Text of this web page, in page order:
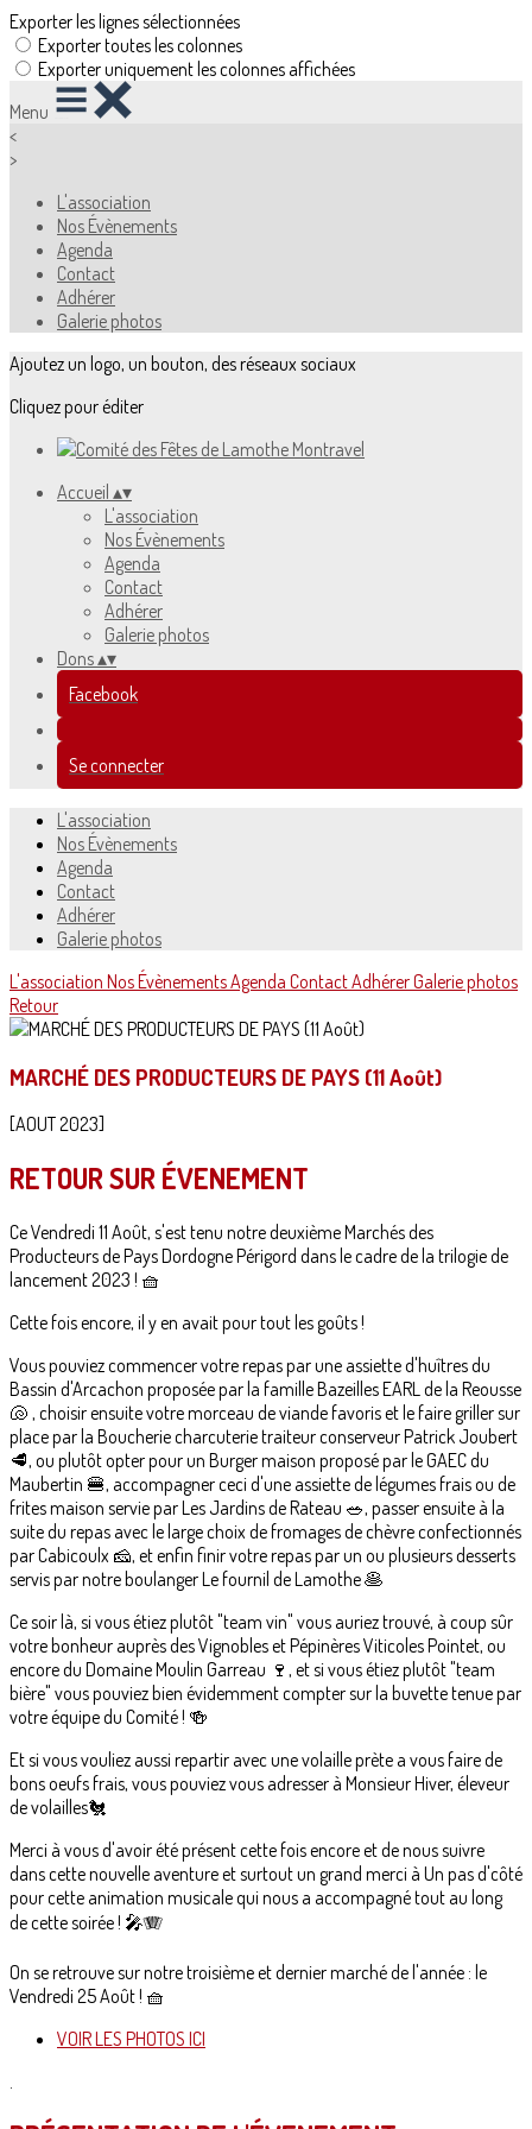
Exporter les lignes sélectionnées
Exporter toutes les colonnes
Exporter uniquement les colonnes affichées
Menu
<
>
L'association
Nos Évènements
Agenda
Contact
Adhérer
Galerie photos
Ajoutez un logo, un bouton, des réseaux sociaux
Cliquez pour éditer
Accueil ▴▾
L'association
Nos Évènements
Agenda
Contact
Adhérer
Galerie photos
Dons▴▾
Facebook
Se connecter
L'association
Nos Évènements
Agenda
Contact
Adhérer
Galerie photos
L'association Nos ÉvènementsAgenda ContactAdhérerGalerie photos
Retour
MARCHÉ DES PRODUCTEURS DE PAYS (11 Août)
[AOUT 2023]
RETOUR SUR ÉVENEMENT
Ce Vendredi 11 Août, s'est tenu notre deuxième Marchés des
Producteurs de Pays Dordogne Périgord dans le cadre de la trilogie de
lancement 2023 ! 🧺
Cette fois encore, il y en avait pour tout les goûts !
Vous pouviez commencer votre repas par une assiette d'huîtres du
Bassin d'Arcachon proposée par la famille Bazeilles EARL de la Reousse
🐚 , choisir ensuite votre morceau de viande favoris et le faire griller sur
place par la Boucherie charcuterie traiteur conserveur Patrick Joubert
🥩, ou plutôt opter pour un Burger maison proposé par le GAEC du
Maubertin 🍔, accompagner ceci d'une assiette de légumes frais ou de
frites maison servie par Les Jardins de Rateau 🥗, passer ensuite à la
suite du repas avec le large choix de fromages de chèvre confectionnés
par Cabicoulx 🧀, et enfin finir votre repas par un ou plusieurs desserts
servis par notre boulanger Le fournil de Lamothe 🥞
Ce soir là, si vous étiez plutôt "team vin" vous auriez trouvé, à coup sûr
votre bonheur auprès des Vignobles et Pépinères Viticoles Pointet, ou
encore du Domaine Moulin Garreau 🍷, et si vous étiez plutôt "team
bière" vous pouviez bien évidemment compter sur la buvette tenue par
votre équipe du Comité ! 🍻
Et si vous vouliez aussi repartir avec une volaille prète a vous faire de
bons oeufs frais, vous pouviez vous adresser à Monsieur Hiver, éleveur
de volailles🐔
Merci à vous d'avoir été présent cette fois encore et de nous suivre
dans cette nouvelle aventure et surtout un grand merci à Un pas d'côté
pour cette animation musicale qui nous a accompagné tout au long
de cette soirée ! 🎤🪗
On se retrouve sur notre troisième et dernier marché de l'année : le
Vendredi 25 Août ! 🧺
VOIR LES PHOTOS ICI
.